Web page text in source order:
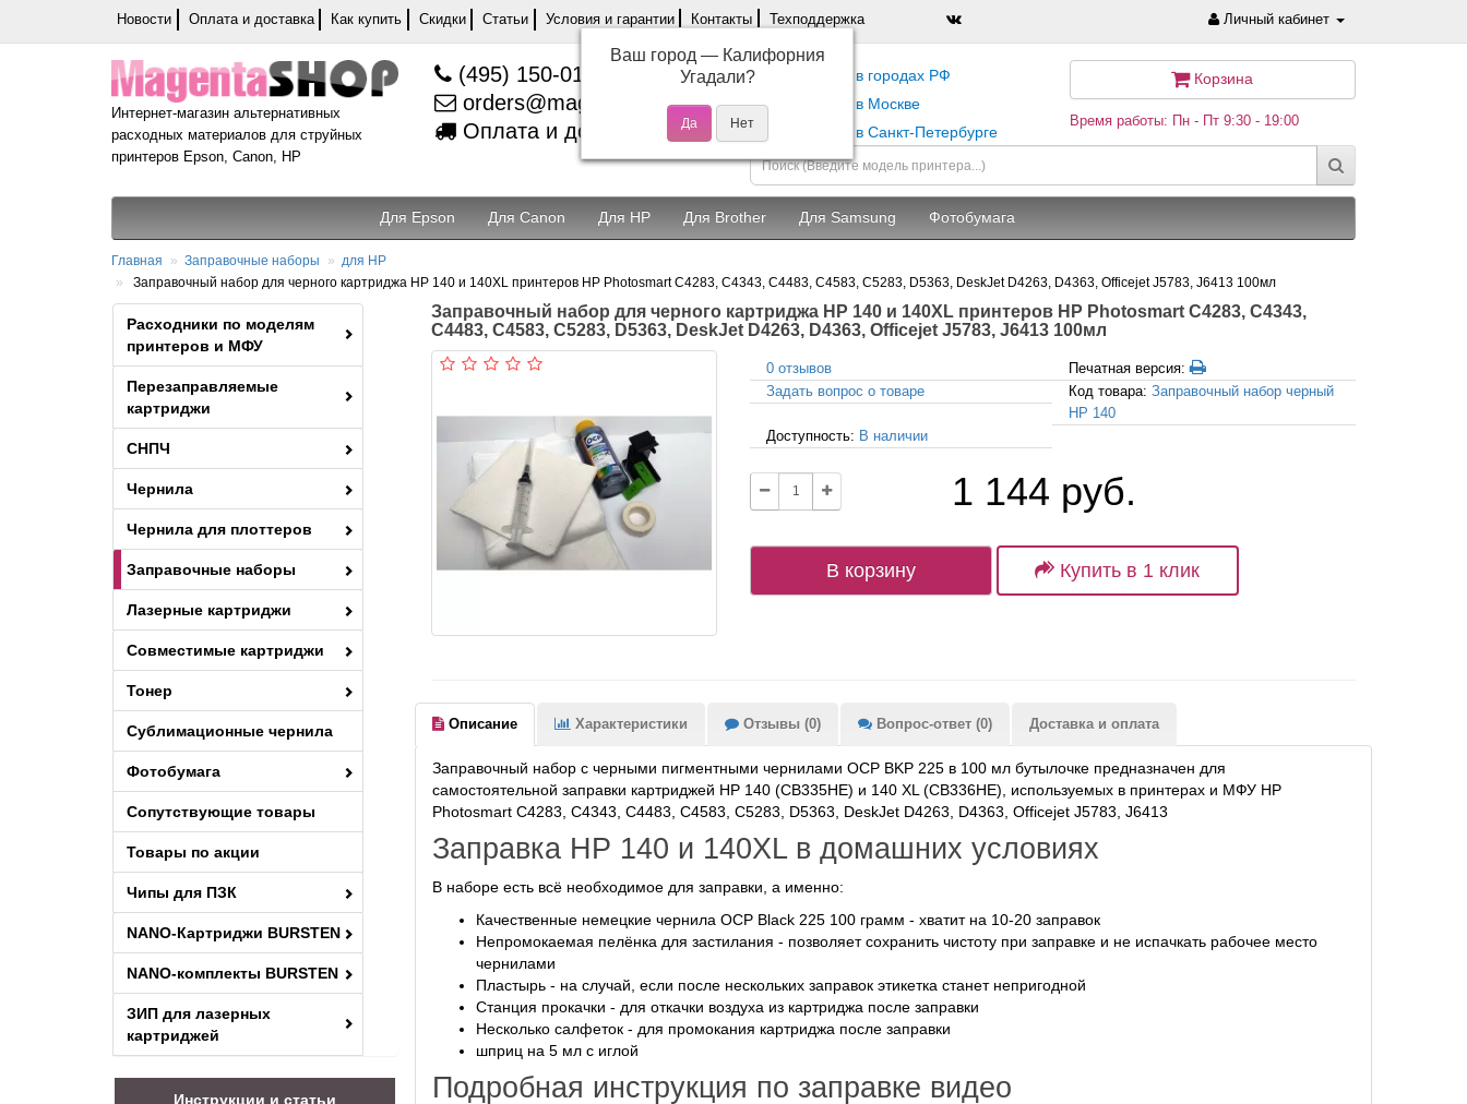
Новости Оплата и доставка Как купить Скидки Статьи Условия и гарантии Контакты Техподдержка Личный кабинет
Интернет-магазин альтернативных
расходных материалов для струйных
принтеров Epson, Canon, HP
(495) 150-01-37
orders@magentashop.ru
Оплата и доставка
Самовывоз в городах РФ
Самовывоз в Москве
Самовывоз в Санкт-Петербурге
Корзина
Время работы: Пн - Пт 9:30 - 19:00
Для Epson Для Canon Для HP Для Brother Для Samsung Фотобумага
Главная Заправочные наборы
для HP
Заправочный набор для черного картриджа HP 140 и 140XL принтеров HP Photosmart C4283, C4343, C4483, C4583, C5283, D5363, DeskJet D4263, D4363, Officejet J5783, J6413 100мл
Расходники по моделям
принтеров и МФУ
Перезаправляемые
картриджи
СНПЧ
Чернила
Чернила для плоттеров
Заправочные наборы
Лазерные картриджи
Совместимые картриджи
Тонер
Сублимационные чернила
Фотобумага
Сопутствующие товары
Товары по акции
Чипы для ПЗК
NANO-Картриджи BURSTEN
NANO-комплекты BURSTEN
ЗИП для лазерных
картриджей
Инструкции и статьи
Заправочный набор для черного картриджа HP 140 и 140XL принтеров HP Photosmart C4283, C4343,
C4483, C4583, C5283, D5363, DeskJet D4263, D4363, Officejet J5783, J6413 100мл
0 отзывов
Печатная версия:
Задать вопрос о товаре
Код товара:Заправочный набор черный
HP 140
Доступность: В наличии
1 144 руб.
В корзину Купить в 1 клик
Описание Характеристики Отзывы (0) Вопрос-ответ (0) Доставка и оплата
Заправочный набор с черными пигментными чернилами OCP BKP 225 в 100 мл бутылочке предназначен для
самостоятельной заправки картриджей HP 140 (CB335HE) и 140 XL (CB336HE), используемых в принтерах и МФУ HP
Photosmart C4283, C4343, C4483, C4583, C5283, D5363, DeskJet D4263, D4363, Officejet J5783, J6413
Заправка HP 140 и 140XL в домашних условиях
В наборе есть всё необходимое для заправки, а именно:
Качественные немецкие чернила OCP Black 225 100 грамм - хватит на 10-20 заправок
Непромокаемая пелёнка для застилания - позволяет сохранить чистоту при заправке и не испачкать рабочее место
чернилами
Пластырь - на случай, если после нескольких заправок этикетка станет непригодной
Станция прокачки - для откачки воздуха из картриджа после заправки
Несколько салфеток - для промокания картриджа после заправки
шприц на 5 мл с иглой
Подробная инструкция по заправке видео
Ваш город — Калифорния
Угадали?